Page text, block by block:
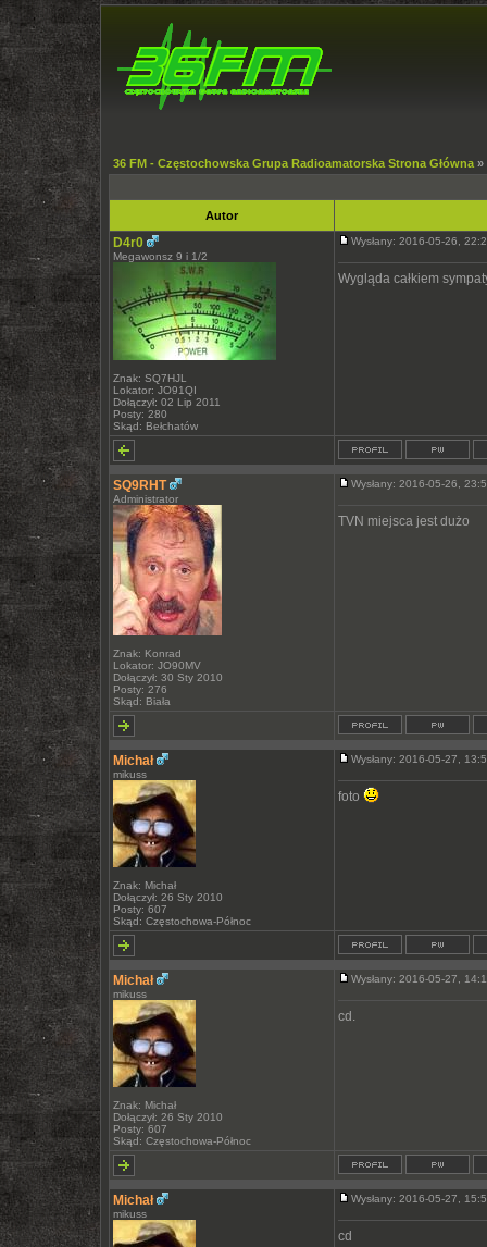
36 FM - Częstochowska Grupa Radioamatorska Strona Główna »
Autor
D4r0
Megawonsz 9 i 1/2
Znak: SQ7HJL
Lokator: JO91QI
Dołączył: 02 Lip 2011
Posty: 280
Skąd: Bełchatów
Wysłany: 2016-05-26,
Wygląda całkiem
SQ9RHT
Administrator
Znak: Konrad
Lokator: JO90MV
Dołączył: 30 Sty 2010
Posty: 276
Skąd: Biała
Wysłany: 2016-05-26,
TVN miejsca jest dużo
Michał
mikuss
Znak: Michał
Dołączył: 26 Sty 2010
Posty: 607
Skąd: Częstochowa-Północ
Wysłany: 2016-05-27,
foto
Michał
mikuss
Znak: Michał
Dołączył: 26 Sty 2010
Posty: 607
Skąd: Częstochowa-Północ
Wysłany: 2016-05-27,
cd.
Michał
mikuss
Wysłany: 2016-05-27,
cd